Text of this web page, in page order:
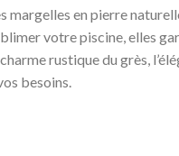
margelles en pierre
votre piscine, elles
rustique du grès,
besoins.